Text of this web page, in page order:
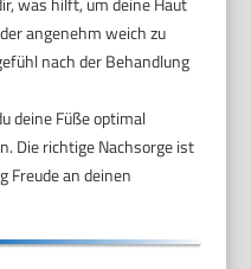
angenehm weich zu
nach der Behandlung
deine Füße optimal
Die richtige Nachsorge ist
Freude an deinen